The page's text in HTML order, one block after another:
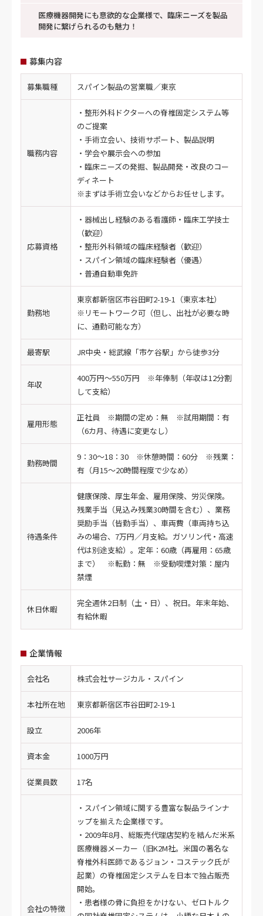
医療機器開発にも意欲的な企業様で、臨床ニーズを製品
開発に繋げられるのも魅力！
募集内容
募集職種 スパイン製品の営業職／東京
職務内容
・整形外科ドクターへの脊椎固定システム等
のご提案
・手術立会い、技術サポート、製品説明
・学会や展示会への参加
・臨床ニーズの発掘、製品開発・改良のコー
ディネート
※まずは手術立会いなどからお任せします。
応募資格
・器械出し経験のある看護師・臨床工学技士
（歓迎）
・整形外科領域の臨床経験者（歓迎）
・スパイン領域の臨床経験者（優遇）
・普通自動車免許
勤務地
東京都新宿区市谷田町2-19-1（東京本社）
※リモートワーク可（但し、出社が必要な時
に、通勤可能な方）
最寄駅 JR中央・総武線「市ケ谷駅」から徒歩3分
年収
400万円～550万円 ※年俸制（年収は12分割
して支給）
雇用形態
正社員 ※期間の定め：無 ※試用期間：有
（6カ月、待遇に変更なし）
勤務時間
9：30～18：30 ※休憩時間：60分 ※残業：
有（月15～20時間程度で少なめ）
待遇条件
健康保険、厚生年金、雇用保険、労災保険。
残業手当（見込み残業30時間を含む）、業務
奨励手当（皆勤手当）、車両費（車両持ち込
みの場合、7万円／月支給。ガソリン代・高速
代は別途支給）。定年：60歳（再雇用：65歳
まで） ※転勤：無 ※受動喫煙対策：屋内
禁煙
休日休暇
完全週休2日制（土・日）、祝日。年末年始、
有給休暇
企業情報
会社名 株式会社サージカル・スパイン
本社所在地 東京都新宿区市谷田町2-19-1
設立 2006年
資本金 1000万円
従業員数 17名
会社の特徴
・スパイン領域に関する豊富な製品ラインナ
ップを揃えた企業様です。
・2009年8月、総販売代理店契約を結んだ米系
医療機器メーカー（旧K2M社。米国の著名な
脊椎外科医師であるジョン・コステック氏が
起業）の脊椎固定システムを日本で独占販売
開始。
・患者様の骨に負担をかけない、ゼロトルク